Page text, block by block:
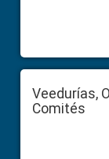
Veedurías,
Comités